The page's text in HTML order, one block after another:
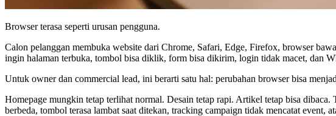
Browser terasa seperti urusan pengguna.
Calon pelanggan membuka website dari Chrome, Safari, Edge, Firefox, browser
ingin halaman terbuka, tombol bisa diklik, form bisa dikirim, login tidak macet, dan
Untuk owner dan commercial lead, ini berarti satu hal: perubahan browser bisa
Homepage mungkin tetap terlihat normal. Desain tetap rapi. Artikel tetap bisa
berbeda, tombol terasa lambat saat ditekan, tracking campaign tidak mencatat event,